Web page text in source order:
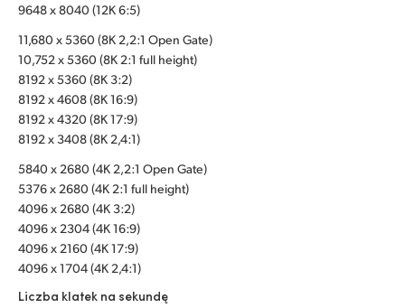
9648 x 8040 (12K 6:5)
11,680 x 5360 (8K 2,2:1 Open Gate)
10,752 x 5360 (8K 2:1 full height)
8192 x 5360 (8K 3:2)
8192 x 4608 (8K 16:9)
8192 x 4320 (8K 17:9)
8192 x 3408 (8K 2,4:1)
5840 x 2680 (4K 2,2:1 Open Gate)
5376 x 2680 (4K 2:1 full height)
4096 x 2680 (4K 3:2)
4096 x 2304 (4K 16:9)
4096 x 2160 (4K 17:9)
4096 x 1704 (4K 2,4:1)
Liczba klatek na sekundę